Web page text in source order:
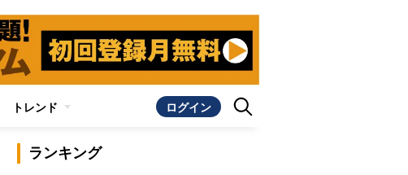
トレンド ログイン
ランキング